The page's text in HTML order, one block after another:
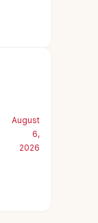
August
6,
2026